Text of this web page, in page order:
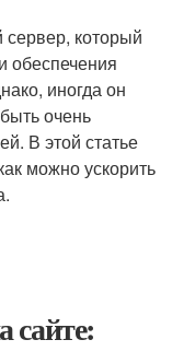
который
обеспечения
иногда он
очень
В этой статье
можно ускорить
сайте: